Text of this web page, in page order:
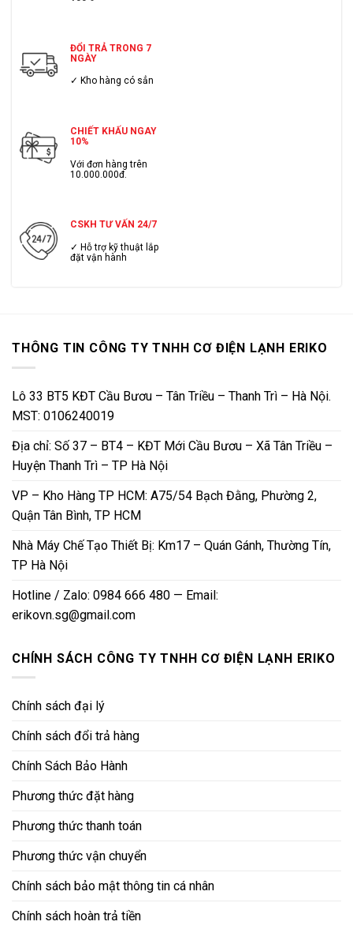
ĐỔI TRẢ TRONG 7
NGÀY
✓ Kho hàng có sẳn
CHIẾT KHẤU NGAY
10%
Với đơn hàng trên
10.000.000đ.
CSKH TƯ VẤN 24/7
✓ Hỗ trợ kỹ thuật lắp
đặt vận hành
THÔNG TIN CÔNG TY TNHH CƠ ĐIỆN LẠNH ERIKO
Lô 33 BT5 KĐT Cầu Bươu – Tân Triều – Thanh Trì – Hà Nội.
MST: 0106240019
Địa chỉ: Số 37 – BT4 – KĐT Mới Cầu Bươu – Xã Tân Triều –
Huyện Thanh Trì – TP Hà Nội
VP – Kho Hàng TP HCM: A75/54 Bạch Đằng, Phường 2,
Quận Tân Bình, TP HCM
Nhà Máy Chế Tạo Thiết Bị: Km17 – Quán Gánh, Thường Tín,
TP Hà Nội
Hotline / Zalo: 0984 666 480 — Email:
erikovn.sg@gmail.com
CHÍNH SÁCH CÔNG TY TNHH CƠ ĐIỆN LẠNH ERIKO
Chính sách đại lý
Chính sách đổi trả hàng
Chính Sách Bảo Hành
Phương thức đặt hàng
Phương thức thanh toán
Phương thức vận chuyển
Chính sách bảo mật thông tin cá nhân
Chính sách hoàn trả tiền